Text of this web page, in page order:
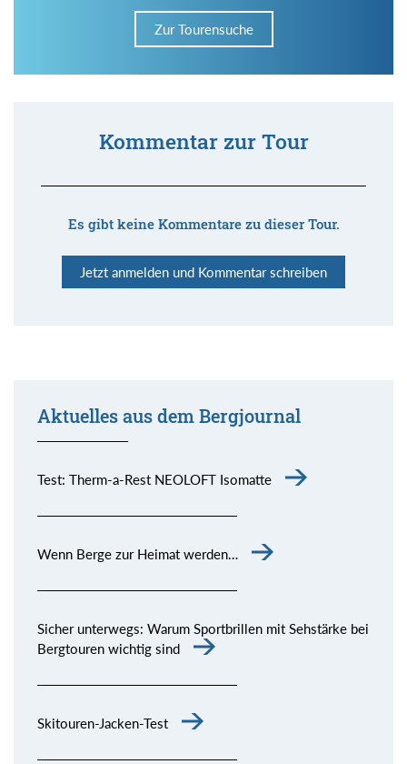
Zur Tourensuche
Kommentar zur Tour
Es gibt keine Kommentare zu dieser Tour.
Jetzt anmelden und Kommentar schreiben
Aktuelles aus dem Bergjournal
Test: Therm-a-Rest NEOLOFT Isomatte
Wenn Berge zur Heimat werden…
Sicher unterwegs: Warum Sportbrillen mit Sehstärke bei
Bergtouren wichtig sind
Skitouren-Jacken-Test